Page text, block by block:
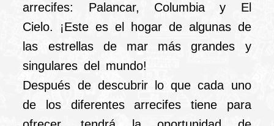
arrecifes: Palancar, Columbia y El
Cielo. ¡Este es el hogar de algunas de
las estrellas de mar más grandes y
singulares del mundo!
Después de descubrir lo que cada uno
de los diferentes arrecifes tiene para